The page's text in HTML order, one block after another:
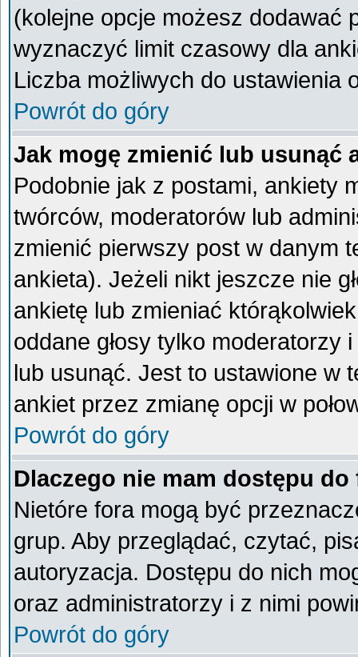
(kolejne opcje możesz dodawać
wyznaczyć limit czasowy dla
Liczba możliwych do ustawienia
Powrót do góry
Jak mogę zmienić lub usunąć
Podobnie jak z postami, ankiety
twórców, moderatorów lub
zmienić pierwszy post w danym
ankieta). Jeżeli nikt jeszcze nie
ankietę lub zmieniać
oddane głosy tylko moderatorzy
lub usunąć. Jest to ustawione w
ankiet przez zmianę opcji w
Powrót do góry
Dlaczego nie mam dostępu
Nietóre fora mogą być
grup. Aby przeglądać, czytać,
autoryzacja. Dostępu do nich
oraz administratorzy i z nimi
Powrót do góry